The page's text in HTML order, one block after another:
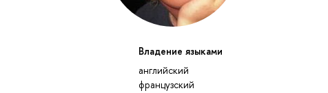
Владение языками
английский
французский